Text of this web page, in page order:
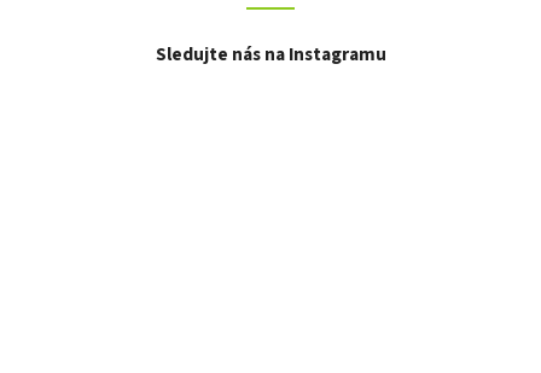
Sledujte nás na Instagramu